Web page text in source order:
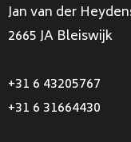
Jan van der
2665 JA Bleiswijk
+31 6 43205767
+31 6 31664430